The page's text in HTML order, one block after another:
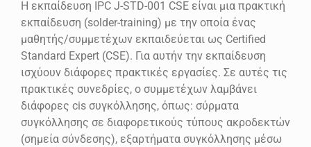
Η εκπαίδευση IPC J-STD-001 CSE είναι μια πρακτική
εκπαίδευση (solder-training) με την οποία ένας
μαθητής/συμμετέχων εκπαιδεύεται ως Certified
Standard Expert (CSE). Για αυτήν την εκπαίδευση
ισχύουν διάφορες πρακτικές εργασίες. Σε αυτές τις
πρακτικές συνεδρίες, ο συμμετέχων λαμβάνει
διάφορες cis συγκόλλησης, όπως: σύρματα
συγκόλλησης σε διαφορετικούς τύπους ακροδεκτών
(σημεία σύνδεσης), εξαρτήματα συγκόλλησης μέσω